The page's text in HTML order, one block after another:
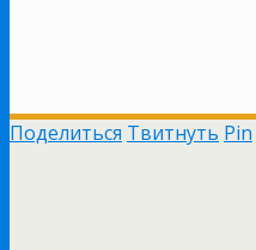
Поделиться Твитнуть Pin